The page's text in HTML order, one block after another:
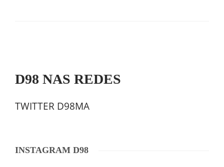
D98 NAS REDES
TWITTER D98MA
INSTAGRAM D98